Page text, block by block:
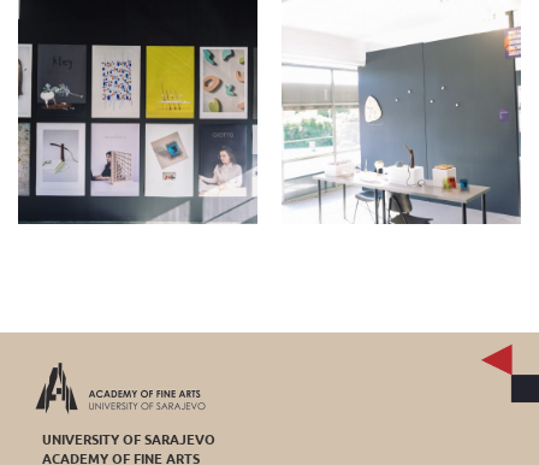
UNIVERSITY OF SARAJEVO
ACADEMY OF FINE ARTS